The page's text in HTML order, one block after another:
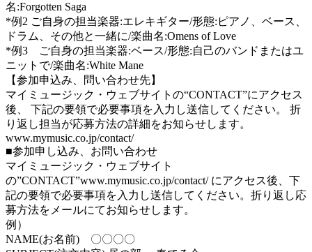
名:Forgotten Saga
*例2 ご自身の担当楽器:エレキギター/形態:ピアノ、ベース、
ドラム、その他と一緒に/楽曲名:Omens of Love
*例3 ご自身の担当楽器:ベース/形態:自己のバンドまたはユ
ニットで/楽曲名:White Mane
【参加申込み、問い合わせ先】
マイミュージック・ウェブサイトの“CONTACT”にアクセス
後、 下記の要領で必要事項を入力し送信してください。 折
り返し担当が応募方法の詳細をお知らせします。
www.mymusic.co.jp/contact/
■参加申し込み、お問い合わせ
マイミュージック・ウェブサイト
の”CONTACT”www.mymusic.co.jp/contact/ にアクセス後、下
記の要領で必要事項を入力し送信してください。折り返し応
募方法をメールにてお知らせします。
例）
NAME(お名前) 〇〇〇〇